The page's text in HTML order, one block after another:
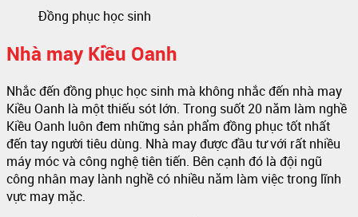
Đồng phục học sinh
Nhà may Kiều Oanh
Nhắc đến đồng phục học sinh mà không nhắc đến nhà may
Kiều Oanh là một thiếu sót lớn. Trong suốt 20 năm làm nghề
Kiều Oanh luôn đem những sản phẩm đồng phục tốt nhất
đến tay người tiêu dùng. Nhà may được đầu tư với rất nhiều
máy móc và công nghệ tiên tiến. Bên cạnh đó là đội ngũ
công nhân may lành nghề có nhiều năm làm việc trong lĩnh
vực may mặc.